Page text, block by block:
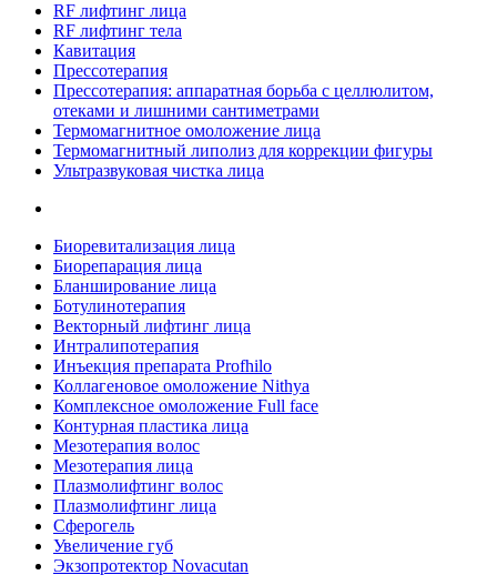
RF лифтинг лица
RF лифтинг тела
Кавитация
Прессотерапия
Прессотерапия: аппаратная борьба с целлюлитом,
отеками и лишними сантиметрами
Термомагнитное омоложение лица
Термомагнитный липолиз для коррекции фигуры
Ультразвуковая чистка лица
Биоревитализация лица
Биорепарация лица
Бланширование лица
Ботулинотерапия
Векторный лифтинг лица
Интралипотерапия
Инъекция препарата Profhilo
Коллагеновое омоложение Nithya
Комплексное омоложение Full face
Контурная пластика лица
Мезотерапия волос
Мезотерапия лица
Плазмолифтинг волос
Плазмолифтинг лица
Сферогель
Увеличение губ
Экзопротектор Novacutan